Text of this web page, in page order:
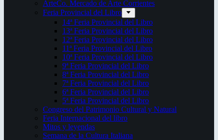
ArteCo. Mercado de Arte Corrientes
Feria Provincial del Libro
14ª Feria Provincial del Libro
13ª Feria Provincial del Libro
12ª Feria Provincial del Libro
11ª Feria Provincial del Libro
10ª Feria Provincial del Libro
9ª Feria Provincial del Libro
8ª Feria Provincial del Libro
7ª Feria Provincial del Libro
6ª Feria Provincial del Libro
5ª Feria Provincial del Libro
Congreso del Patrimonio Cultural y Natural
Feria Internacional del libro
Mitos y leyendas
Semana de la Cultura Italiana